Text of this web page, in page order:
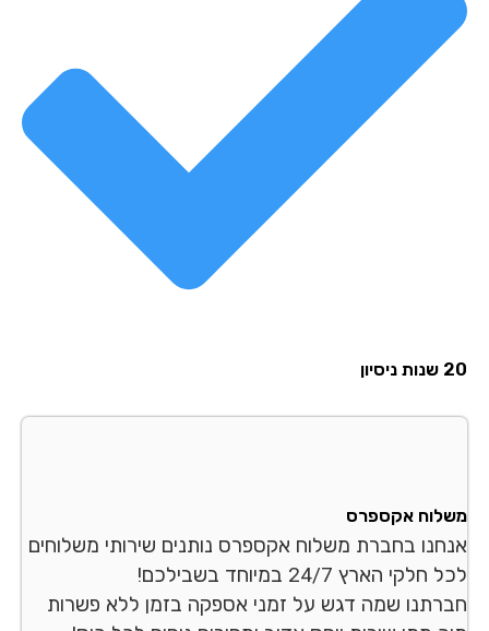
אקספרס
בחברת משלוח אקספרס נותנים שירותי משלוחים
הארץ 24/7 במיוחד בשבילכם!
שמה דגש על זמני אספקה בזמן ללא פשרות